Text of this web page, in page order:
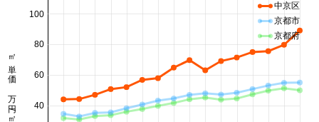
40
60
80
100
㎡単価 万円/㎡
中京区
京都市
京都府